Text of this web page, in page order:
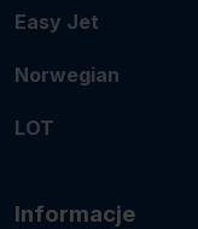
Easy Jet
Norwegian
LOT
Informacje